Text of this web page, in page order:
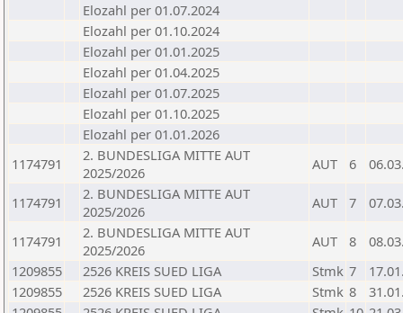
Elozahl per 01.07.2024
Elozahl per 01.10.2024
Elozahl per 01.01.2025
Elozahl per 01.04.2025
Elozahl per 01.07.2025
Elozahl per 01.10.2025
Elozahl per 01.01.2026
1174791
2. BUNDESLIGA MITTE AUT
2025/2026
AUT 6
1174791
2. BUNDESLIGA MITTE AUT
2025/2026
AUT 7
1174791
2. BUNDESLIGA MITTE AUT
2025/2026
AUT 8
1209855
2526 KREIS SUED LIGA Stmk 7
1209855
2526 KREIS SUED LIGA Stmk 8